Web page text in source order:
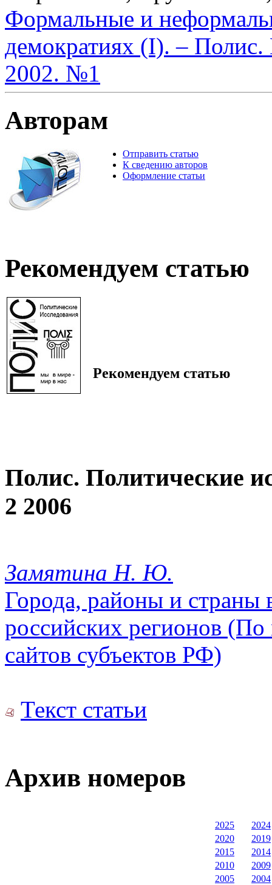
Формальные и
демократиях (I). – Полис.
2002. №1
Авторам
Отправить статью
К сведению авторов
Оформление статьи
Рекомендуем статью
Рекомендуем статью
Полис. Политические
2 2006
Замятина Н. Ю.
Города, районы и страны
российских регионов
сайтов субъектов РФ)
Текст статьи
Архив номеров
2025
2024
2020
2019
2015
2014
2010
2009
2005
2004